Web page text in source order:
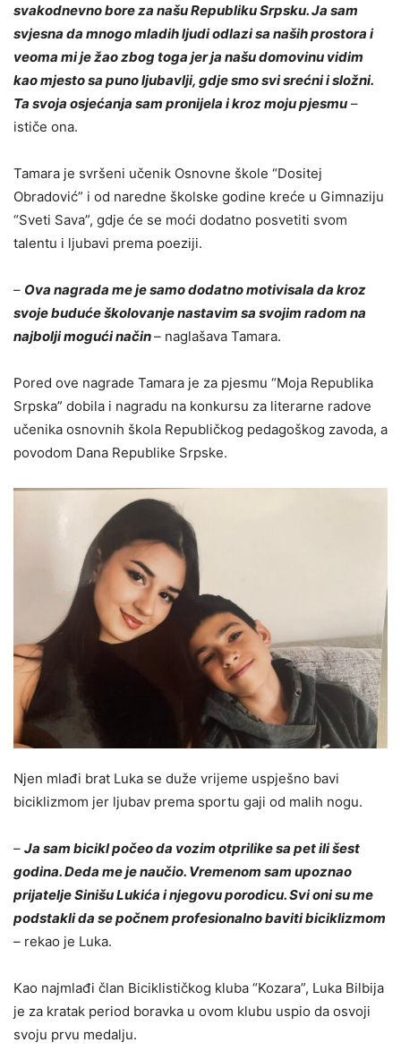
svakodnevno bore za našu Republiku Srpsku. Ja sam
svjesna da mnogo mladih lјudi odlazi sa naših prostora i
veoma mi je žao zbog toga jer ja našu domovinu vidim
kao mjesto sa puno lјubavlјi, gd‌je smo svi srećni i složni.
Ta svoja osjećanja sam pronijela i kroz moju pjesmu –
ističe ona.
Tamara je svršeni učenik Osnovne škole “Dositej
Obradović” i od naredne školske godine kreće u Gimnaziju
“Sveti Sava”, gd‌je će se moći dodatno posvetiti svom
talentu i lјubavi prema poeziji.
– Ova nagrada me je samo dodatno motivisala da kroz
svoje buduće školovanje nastavim sa svojim radom na
najbolјi mogući način– naglašava Tamara.
Pored ove nagrade Tamara je za pjesmu “Moja Republika
Srpska” dobila i nagradu na konkursu za literarne radove
učenika osnovnih škola Republičkog pedagoškog zavoda, a
povodom Dana Republike Srpske.
Nјen mlađi brat Luka se duže vrijeme uspješno bavi
biciklizmom jer lјubav prema sportu gaji od malih nogu.
– Ja sam bicikl počeo da vozim otprilike sa pet ili šest
godina. Deda me je naučio. Vremenom sam upoznao
prijatelјe Sinišu Lukića i njegovu porodicu. Svi oni su me
podstakli da se počnem profesionalno baviti biciklizmom
– rekao je Luka.
Kao najmlađi član Biciklističkog kluba “Kozara”, Luka Bilbija
je za kratak period boravka u ovom klubu uspio da osvoji
svoju prvu medalјu.